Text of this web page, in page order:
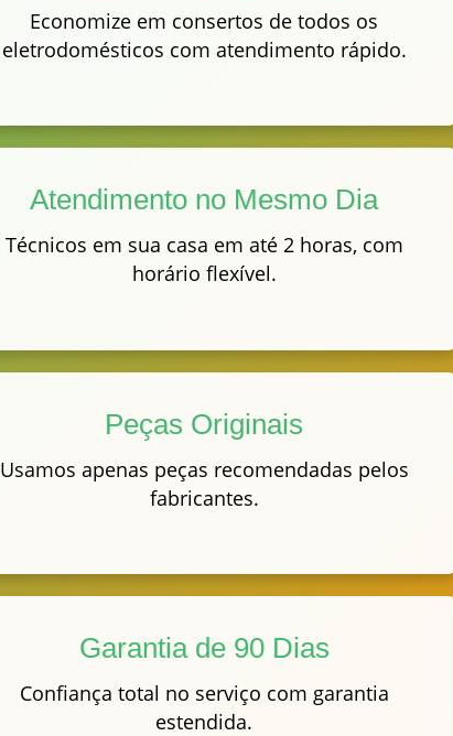
Economize em consertos de todos os
eletrodomésticos com atendimento rápido.
Atendimento no Mesmo Dia
Técnicos em sua casa em até 2 horas, com
horário flexível.
Peças Originais
Usamos apenas peças recomendadas pelos
fabricantes.
Garantia de 90 Dias
Confiança total no serviço com garantia
estendida.